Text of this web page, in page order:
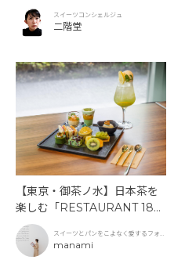
ー》を味わうスイーツコンシェルジュ
二階堂
【東京・御茶ノ水】日本茶を
楽しむ「RESTAURANT 189
9 OCHANOMIZU」の抹茶ア
フタヌーンティーと新作クリ
ームソーダ
スイーツとパンをこよなく愛するフォト
グラファー
manami